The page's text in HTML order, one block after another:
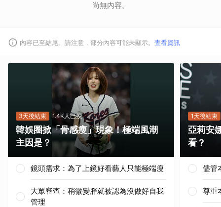
尚無內容。
內容已至結尾。請注意，部分內容可能未顯示。 查看資訊
3天後結束 1.4K人已投
韓娛圈掀「骨感瘦」現象！極端風潮
主因是？
鏡頭需求：為了上鏡好看藝人只能極端瘦
大眾審查：稍微變胖就被認為沒做好自我
管理
1天後結束
亞莉安
看？
儘管
尊重